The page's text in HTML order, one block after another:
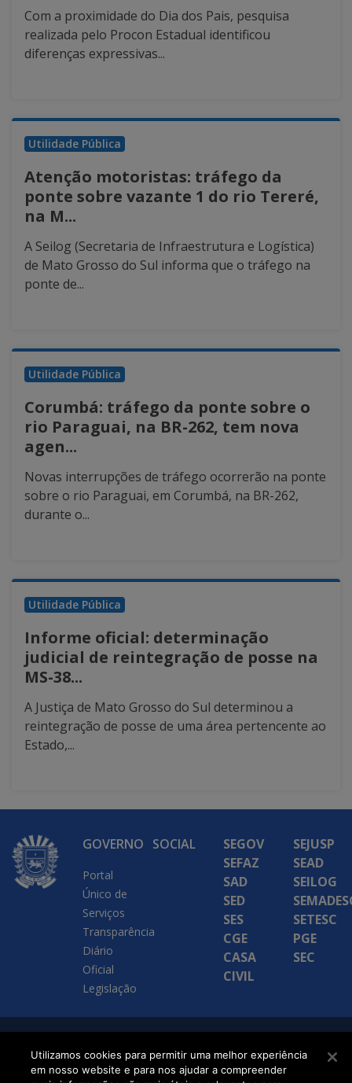
Com a proximidade do Dia dos Pais, pesquisa
realizada pelo Procon Estadual identificou
diferenças expressivas...
Utilidade Pública
Atenção motoristas: tráfego da
ponte sobre vazante 1 do rio Tereré,
na M...
A Seilog (Secretaria de Infraestrutura e Logística)
de Mato Grosso do Sul informa que o tráfego na
ponte de...
Utilidade Pública
Corumbá: tráfego da ponte sobre o
rio Paraguai, na BR-262, tem nova
agen...
Novas interrupções de tráfego ocorrerão na ponte
sobre o rio Paraguai, em Corumbá, na BR-262,
durante o...
Utilidade Pública
Informe oficial: determinação
judicial de reintegração de posse na
MS-38...
A Justiça de Mato Grosso do Sul determinou a
reintegração de posse de uma área pertencente ao
Estado,...
GOVERNO
Portal
Único de
Serviços
Transparência
Diário
Oficial
Legislação
SOCIAL
SEGOV
SEFAZ
SAD
SED
SES
CGE
CASA
CIVIL
SEJUSP
SEAD
SEILOG
SETESC
PGE
SEC
SETDIG | Secretaria-
Executiva de
Utilizamos cookies para permitir uma melhor experiência
em nosso website e para nos ajudar a compreender